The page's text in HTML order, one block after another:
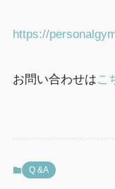
https://
お問い合わせはこ
Q &A